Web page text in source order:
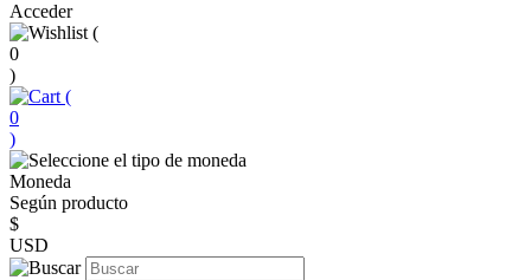
Acceder
(
0
)
(
0
)
Moneda
Según producto
$
USD